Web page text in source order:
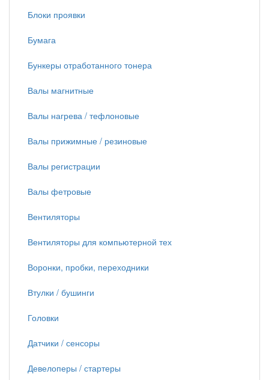
Блоки проявки
Бумага
Бункеры отработанного тонера
Валы магнитные
Валы нагрева / тефлоновые
Валы прижимные / резиновые
Валы регистрации
Валы фетровые
Вентиляторы
Вентиляторы для компьютерной тех
Воронки, пробки, переходники
Втулки / бушинги
Головки
Датчики / сенсоры
Девелоперы / стартеры